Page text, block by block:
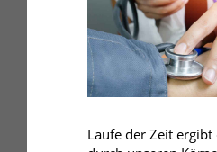
Schmerz- und Schlafmedizin
Frauenkrankheiten
Laufe der Zeit